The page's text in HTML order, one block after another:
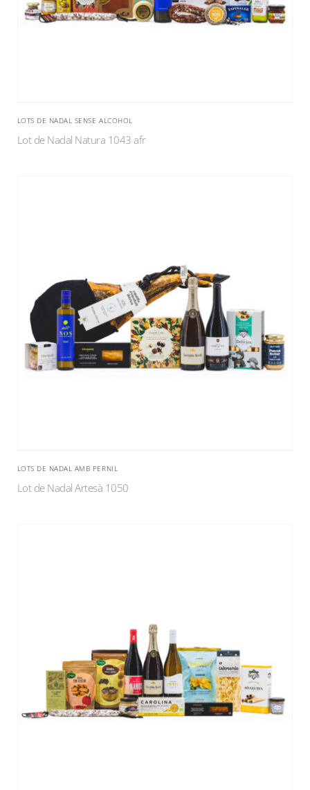
LOTS DE NADAL SENSE ALCOHOL
Lot de Nadal Natura 1043 afr
LOTS DE NADAL AMB PERNIL
Lot de Nadal Artesà 1050